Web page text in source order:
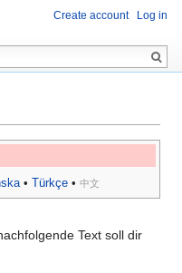
• Türkçe• 中文
Text soll dir
Create account Log in